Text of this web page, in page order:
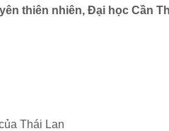
thiên nhiên, Đại học Cần
Thái Lan